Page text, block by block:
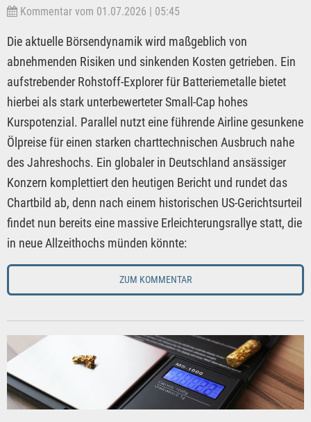
Kommentar vom 01.07.2026 | 05:45
Die aktuelle Börsendynamik wird maßgeblich von
abnehmenden Risiken und sinkenden Kosten getrieben. Ein
aufstrebender Rohstoff-Explorer für Batteriemetalle bietet
hierbei als stark unterbewerteter Small-Cap hohes
Kurspotenzial. Parallel nutzt eine führende Airline gesunkene
Ölpreise für einen starken charttechnischen Ausbruch nahe
des Jahreshochs. Ein globaler in Deutschland ansässiger
Konzern komplettiert den heutigen Bericht und rundet das
Chartbild ab, denn nach einem historischen US-Gerichtsurteil
findet nun bereits eine massive Erleichterungsrallye statt, die
in neue Allzeithochs münden könnte:
ZUM KOMMENTAR